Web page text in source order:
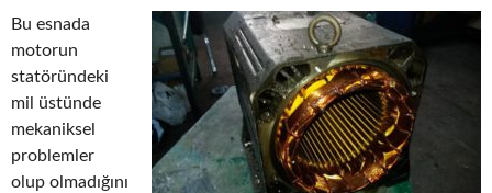
Bu esnada
motorun
statöründeki
mil üstünde
mekaniksel
problemler
olup olmadığını